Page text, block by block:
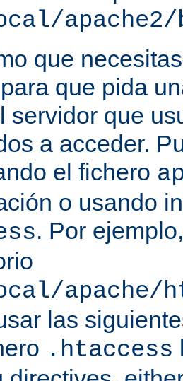
apache2/
que
que pida
servidor que
a acceder.
el fichero
o usando
. Por
apache/
las
.htaccess